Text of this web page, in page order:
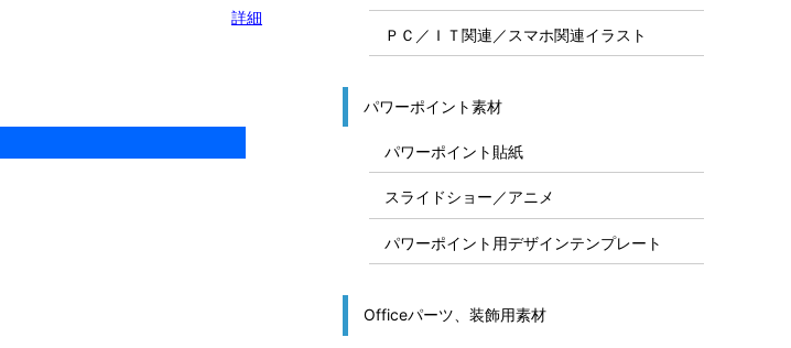
詳細
ＰＣ／ＩＴ関連／スマホ関連イラスト
パワーポイント素材
パワーポイント貼紙
スライドショー／アニメ
パワーポイント用デザインテンプレート
Officeパーツ、装飾用素材